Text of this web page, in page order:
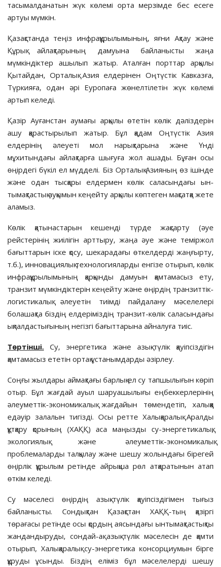
тасымалдана­тын жүк көлемі орта мерзімде бес есеге
артуы мүмкін.
Қазақстанда теңіз инфрақұры­лымының, яғни Ақтау және
Құрық айлақтарының дамуына байланысты жаңа
мүмкіндіктер ашылып жатыр. Аталған порттар арқылы
Қытайдан, Орталық Азия елдерінен Оңтүстік Кавказға,
Түркияға, одан әрі Еуропа­ға жөнелтілетін жүк көлемі
артып келеді.
Қазір Ауғанстан аумағы арқылы өтетін көлік дәліздерін
ашу қарас­ты­­­ры­лып жатыр. Бұл қадам Оңтүс­тік Азия
елдерінің әлеуеті мол нарық­тарына және Үнді
мұхитындағы айлақтарға шығуға жол ашады. Бұған осы
өңірдегі бүкіл ел мүдделі. Біз Ор­та­лық Азияның өз ішінде
және одан тыс­қары елдермен көлік саласындағы ын­
тымақтастық ауқымын кеңейту ар­қы­лы көптеген мақсатқа жете
аламыз.
Көлік қатынастарын кешенді түр­де жақсарту (әуе
рейстерінің жиі­лігін арттыру, жаңа әуе және темір­жол
бағыттарын іске қосу, шека­ра­дағы өткелдерді жаңғырту,
т.б.), ин­но­вациялық технологиялар­ды енгізе отырып, көлік
инфрақұрылымының қарқынды дамуын қамтамасыз ету,
транзит мүмкіндіктерін кеңейту және өңірдің транзиттік-
логистикалық әлеуетін тиімді пайдалану мәселелері
болашақта біздің елдеріміздің транзит-көлік саласындағы
ықпалдастығының негізгі бағыттарына айналуға тиіс.
Төртінші. Су, энергетика және азық-түлік қауіпсіздігін
қамтамасыз ететін ортақ ұстанымдарды әзірлеу.
Соңғы жылдары аймақтағы бар­лық ел су тапшылығын көріп
отыр. Бұл жағдай ауыл шаруашылығы еңбек­керлерінің
әлеуметтік-экономика­лық жағдайын төмендетіп, халыққа
едәуір залалын тигізді. Осы рет­те Халықаралық Аралды
құтқару қоры­ның (ХАҚҚ) аса маңызды су-энер­гетикалық,
экологиялық және әлеу­меттік-экономикалық
проблемаларды талқылау және шешу жолындағы бірегей
өңірлік құрылым ретінде айрықша рөл атқаратынын атап
өткім келеді.
Су мәселесі өңірдің азық-түлік қауіпсіздігімен тығыз
байланыс­ты. Сондықтан Қазақстан ХАҚҚ-тың қазіргі
төрағасы ретінде осы қордың аясындағы ынтымақтастықты
жандандыруды, сондай-ақ азық-түлік мәселесін де қамти
отырып, Халықаралық су-энергетика консорциумын бірге
құруды ұсынды. Біздің еліміз бұл мәселелерді шешу